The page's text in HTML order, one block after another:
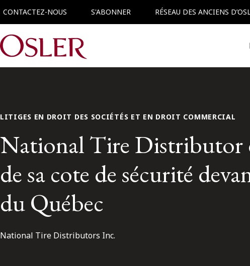
CONTACTEZ-NOUS S'ABONNER RÉSEAU DES ANCIENS
Main Navigation
LITIGES EN DROIT DES SOCIÉTÉS ET EN DROIT COMMERCIAL
National Tire Distributor
de sa cote de sécurité
du Québec
National Tire Distributors Inc.